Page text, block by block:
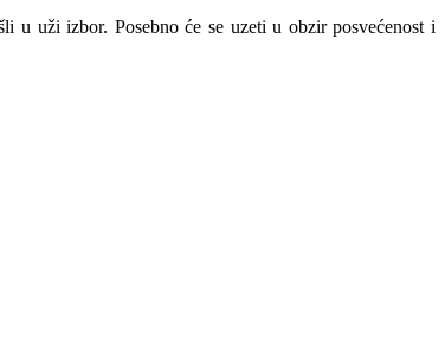
u uži izbor. Posebno će se uzeti u obzir posvećenost i